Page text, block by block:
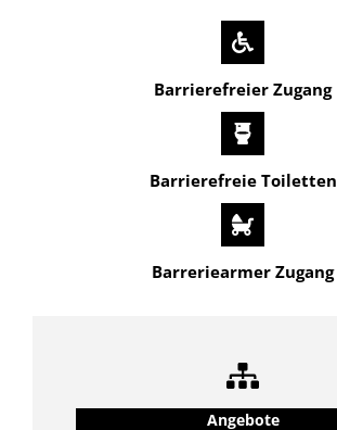
Barrierefreier Zugang
Barrierefreie Toiletten
Barreriearmer Zugang
Angebote